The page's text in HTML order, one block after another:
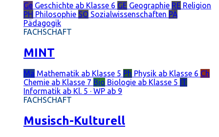
Ge Geschichte ab Klasse 6 GE Geographie RE Religion
PH Philosophie SO Sozialwissenschaften PÄ
Pädagogik
FACHSCHAFT
MINT
Ma Mathematik ab Klasse 5 Ph Physik ab Klasse 6 Ch
Chemie ab Klasse 7 Bio Biologie ab Klasse 5 IT
Informatik ab Kl. 5 · WP ab 9
FACHSCHAFT
Musisch-Kulturell